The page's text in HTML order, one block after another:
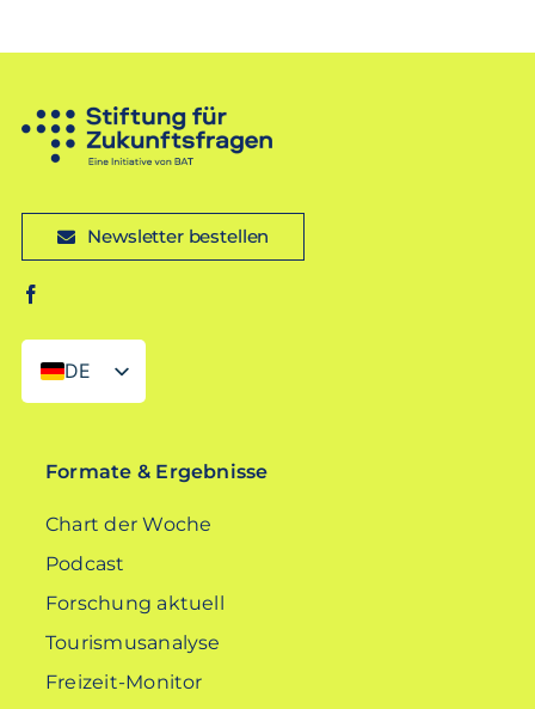
Newsletter bestellen
DE
EN
Formate & Ergebnisse
Chart der Woche
Podcast
Forschung aktuell
Tourismusanalyse
Freizeit-Monitor